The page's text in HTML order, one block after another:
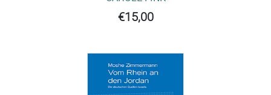
€15,00